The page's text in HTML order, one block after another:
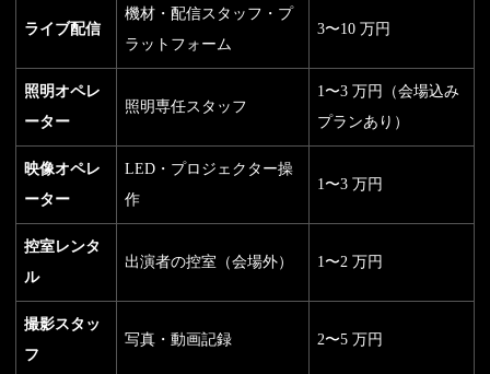
ライブ配信
機材・配信スタッフ・プ
ラットフォーム
3〜10 万円
照明オペレ
ーター
照明専任スタッフ
1〜3 万円（会場込み
プランあり）
映像オペレ
ーター
LED・プロジェクター操
作
1〜3 万円
控室レンタ
ル
出演者の控室（会場外） 1〜2 万円
撮影スタッ
フ
写真・動画記録 2〜5 万円